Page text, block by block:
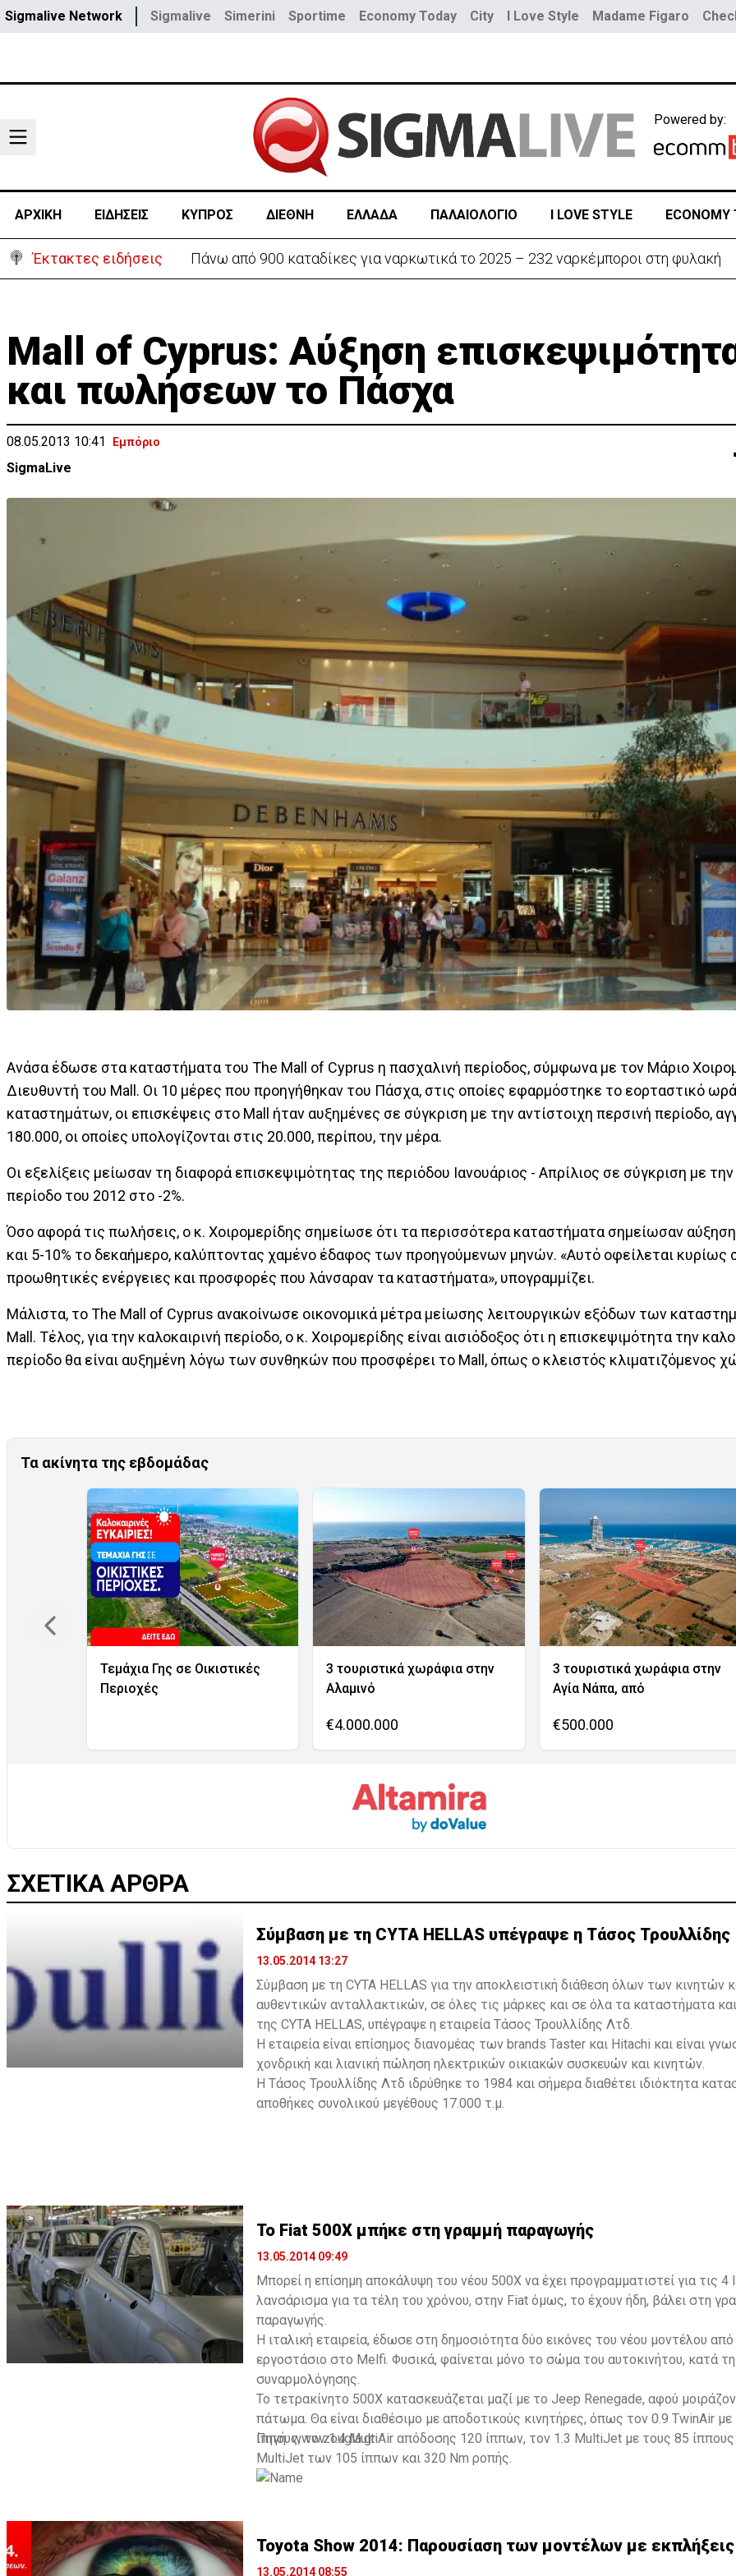
Sigmalive Network Sigmalive Simerini Sportime Economy Today City I Love Style Madame Figaro
Powered by:
ΑΡΧΙΚΗ ΕΙΔΗΣΕΙΣ ΚΥΠΡΟΣ ΔΙΕΘΝΗ ΕΛΛΑΔΑ ΠΑΛΑΙΟΛΟΓΙΟ I LOVE STYLE ECONOMY
Έκτακτες ειδήσεις Πάνω από 900 καταδίκες για ναρκωτικά το 2025 – 232 ναρκέμποροι στη φυλακή
Mall of Cyprus: Αύξηση
και πωλήσεων το Πάσχα
08.05.2013 10:41 Εμπόριο
SigmaLive
Ανάσα έδωσε στα καταστήματα του The Mall of Cyprus η πασχαλινή περίοδος, σύμφωνα με τον Μάριο
Διευθυντή του Mall. Οι 10 μέρες που προηγήθηκαν του Πάσχα, στις οποίες εφαρμόστηκε το εορταστικό
καταστημάτων, οι επισκέψεις στο Mall ήταν αυξημένες σε σύγκριση με την αντίστοιχη περσινή περίοδο,
180.000, οι οποίες υπολογίζονται στις 20.000, περίπου, την μέρα.
Οι εξελίξεις μείωσαν τη διαφορά επισκεψιμότητας της περιόδου Ιανουάριος - Απρίλιος σε σύγκριση με την
περίοδο του 2012 στο -2%.
Όσο αφορά τις πωλήσεις, ο κ. Χοιρομερίδης σημείωσε ότι τα περισσότερα καταστήματα σημείωσαν
και 5-10% το δεκαήμερο, καλύπτοντας χαμένο έδαφος των προηγούμενων μηνών. «Αυτό οφείλεται κυρίως
προωθητικές ενέργειες και προσφορές που λάνσαραν τα καταστήματα», υπογραμμίζει.
Μάλιστα, το The Mall of Cyprus ανακοίνωσε οικονομικά μέτρα μείωσης λειτουργικών εξόδων των
Mall. Τέλος, για την καλοκαιρινή περίοδο, ο κ. Χοιρομερίδης είναι αισιόδοξος ότι η επισκεψιμότητα την
περίοδο θα είναι αυξημένη λόγω των συνθηκών που προσφέρει το Mall, όπως ο κλειστός κλιματιζόμενος
Τα ακίνητα της εβδομάδας
Τεμάχια Γης σε Οικιστικές
Περιοχές
3 τουριστικά χωράφια στην
Αλαμινό
€4.000.000
3 τουριστικά χωράφια στην
Αγία Νάπα, από
€500.000
ΣΧΕΤΙΚΑ ΑΡΘΡΑ
Σύμβαση με τη CYTA HELLAS υπέγραψε η Τάσος Τρουλλίδης
13.05.2014 13:27
Σύμβαση με τη CYTA HELLAS για την αποκλειστική διάθεση όλων των κινητών
αυθεντικών ανταλλακτικών, σε όλες τις μάρκες και σε όλα τα καταστήματα και
της CYTA HELLAS, υπέγραψε η εταιρεία Τάσος Τρουλλίδης Λτδ.
Η εταιρεία είναι επίσημος διανομέας των brands Taster και Hitachi και είναι
χονδρική και λιανική πώληση ηλεκτρικών οικιακών συσκευών και κινητών.
Η Τάσος Τρουλλίδης Λτδ ιδρύθηκε το 1984 και σήμερα διαθέτει ιδιόκτητα
αποθήκες συνολικού μεγέθους 17.000 τ.μ.
To Fiat 500X μπήκε στη γραμμή παραγωγής
13.05.2014 09:49
Μπορεί η επίσημη αποκάλυψη του νέου 500Χ να έχει προγραμματιστεί για τις 4
λανσάρισμα για τα τέλη του χρόνου, στην Fiat όμως, το έχουν ήδη, βάλει στη
παραγωγής.
Η ιταλική εταιρεία, έδωσε στη δημοσιότητα δύο εικόνες του νέου μοντέλου
εργοστάσιο στο Melfi. Φυσικά, φαίνεται μόνο το σώμα του αυτοκινήτου, κατά τη
συναρμολόγησης.
Το τετρακίνητο 500X κατασκευάζεται μαζί με το Jeep Renegade, αφού
πάτωμα. Θα είναι διαθέσιμο με αποδοτικούς κινητήρες, όπως τον 0.9 TwinAir
ίππους, τον 1.4 MultiAir απόδοσης 120 ίππων, τον 1.3 MultiJet με τους 85 ίππους
MultiJet των 105 ίππων και 320 Nm ροπής.
Πηγή: www.zougla.gr
Toyota Show 2014: Παρουσίαση των μοντέλων με εκπλήξεις
13.05.2014 08:55